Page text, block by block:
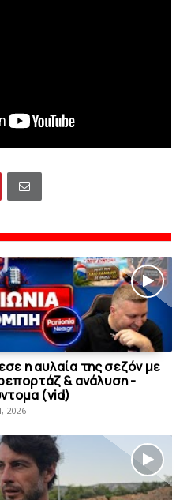
η αυλαία της σεζόν με
& ανάλυση -
(vid)
2026